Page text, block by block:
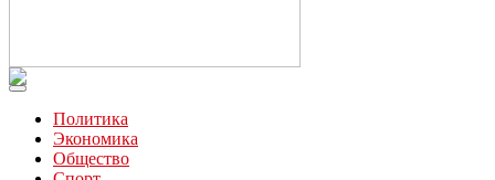
Читайте последние новости дня в Тульской области на сайте
Политика
Экономика
Общество